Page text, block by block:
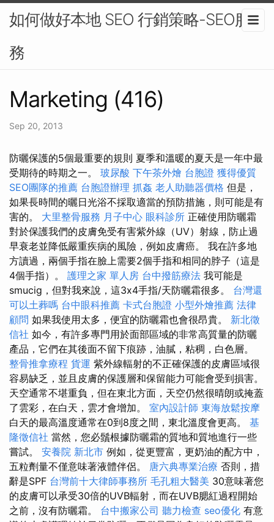
如何做好本地 SEO 行銷策略-SEO服
務
Marketing (416)
Sep 20, 2013
防曬保護的5個最重要的規則 夏季和溫暖的夏天是一年中最
受期待的時期之一。 玻尿酸 下午茶外燴 台胞證 獲得優質
SEO團隊的推薦 台胞證辦理 抓姦 老人助聽器價格 但是，
如果長時間的曬日光浴不採取適當的預防措施，則可能是有
害的。 大里整骨服務 月子中心 眼科診所 正確使用防曬霜
對於保護我們的皮膚免受有害紫外線（UV）射線，防止過
早衰老並降低嚴重疾病的風險，例如皮膚癌。 我在許多地
方讀過，兩個手指在臉上需要2個手指和相同的脖子（這是
4個手指）。 護理之家 單人房 台中撥筋療法 我可能是
smucig，但對我來說，這3x4手指/天防曬霜很多。 台灣還
可以土葬嗎 台中眼科推薦 卡式台胞證 小型外燴推薦 法律
顧問 如果我使用太多，便宜的防曬霜也會很昂貴。 新北徵
信社 如今，有許多專門用於面部區域的非常高質量的防曬
產品，它們在其後面不留下痕跡，油膩，粘稠，白色層。
整骨推拿療程 貨運 紫外線輻射的不正確保護的皮膚區域很
容易缺乏，並且皮膚的保護層和保留能力可能會受到損害。
天空通常不堪重負，但在東北方面，天空仍然很晴朗或掩蓋
了雲彩，在白天，雲才會增加。 室內設計師 東海放鬆按摩
白天的最高溫度通常在0到8度之間，東北溫度會更高。 基
隆徵信社 當然，您必鬚根據防曬霜的質地和質地進行一些
嘗試。 安養院 新北市 例如，從更豐富，更奶油的配方中，
五粒劑量不僅意味著液體伴侶。 唐六典專業治療 否則，措
辭是SPF 台灣前十大律師事務所 毛孔粗大醫美 30意味著您
的皮膚可以承受30倍的UVB輻射，而在UVB腮紅過程開始
之前，沒有防曬霜。 台中搬家公司 聽力檢查 seo優化 有意